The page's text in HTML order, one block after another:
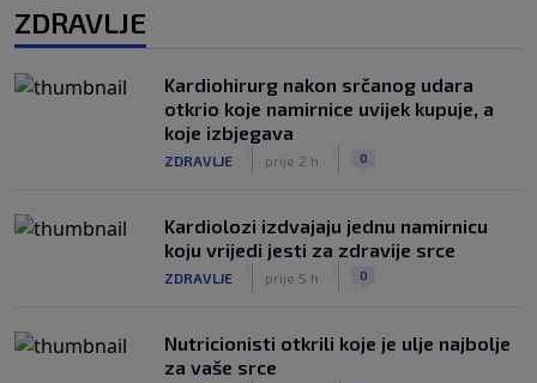
ZDRAVLJE
Kardiohirurg nakon srčanog udara
otkrio koje namirnice uvijek kupuje, a
koje izbjegava
ZDRAVLJE prije 2 h 0
Kardiolozi izdvajaju jednu namirnicu
koju vrijedi jesti za zdravije srce
ZDRAVLJE prije 5 h 0
Nutricionisti otkrili koje je ulje najbolje
za vaše srce